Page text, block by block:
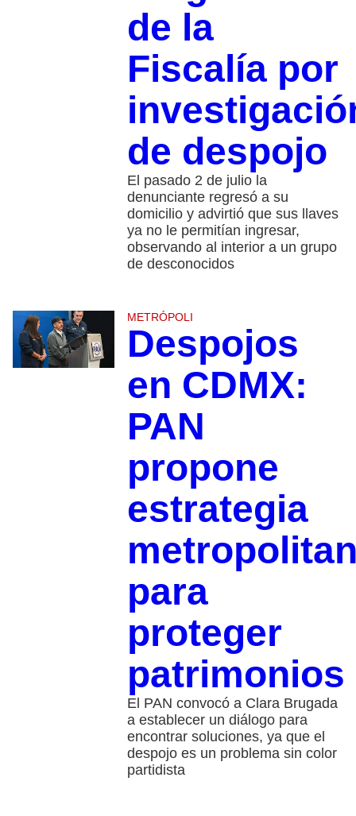
de la
Fiscalía por
de despojo
El pasado 2 de julio la
denunciante regresó a su
domicilio y advirtió que sus llaves
ya no le permitían ingresar,
observando al interior a un grupo
de desconocidos
METRÓPOLI
Despojos
en CDMX:
PAN
propone
estrategia
para
proteger
patrimonios
El PAN convocó a Clara Brugada
a establecer un diálogo para
encontrar soluciones, ya que el
despojo es un problema sin color
partidista